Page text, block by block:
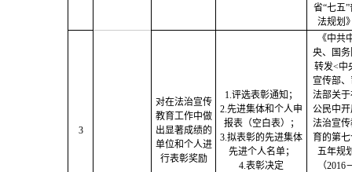
省“七五”
法规划
3
对在法治宣传
教育工作中做
出显著成绩的
单位和个人进
行表彰奖励
1.评选表彰通知；
2.先进集体和个人申
报表（空白表）；
3.拟表彰的先进集体
先进个人名单；
4.表彰决定
《中共
央、国务
转发<中
宣传部
法部关于
公民中开
法治宣传
育的第
五年规
（2016